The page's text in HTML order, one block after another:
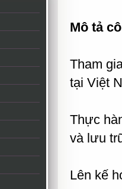
Mô tả
Tham
tại Việt
Thực
và lưu
Lên kế